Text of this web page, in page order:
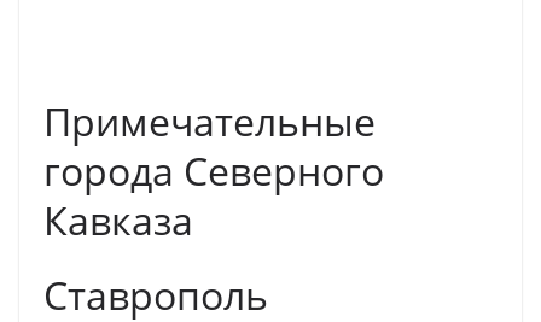
Примечательные
города Северного
Кавказа
Ставрополь